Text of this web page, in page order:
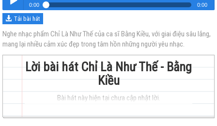
Nghe
0:00 0:00
Chỉ Là Như Thế
Tải bài hát
Nghe nhạc phẩm Chỉ Là Như Thế của ca sĩ Bằng Kiều, với giai điệu sâu lắng,
mang lại nhiều cảm xúc đẹp trong tâm hồn những người yêu nhạc.
Lời bài hát Chỉ Là Như Thế - Bằng
Kiều
Bài hát này hiện tại chưa cập nhật lời.